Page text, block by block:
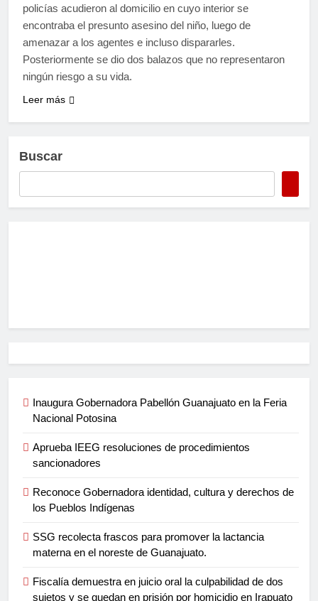
policías acudieron al domicilio en cuyo interior se
encontraba el presunto asesino del niño, luego de
amenazar a los agentes e incluso dispararles.
Posteriormente se dio dos balazos que no representaron
ningún riesgo a su vida.
Leer más
Buscar
Inaugura Gobernadora Pabellón Guanajuato en la Feria
Nacional Potosina
Aprueba IEEG resoluciones de procedimientos
sancionadores
Reconoce Gobernadora identidad, cultura y derechos de
los Pueblos Indígenas
SSG recolecta frascos para promover la lactancia
materna en el noreste de Guanajuato.
Fiscalía demuestra en juicio oral la culpabilidad de dos
sujetos y se quedan en prisión por homicidio en Irapuato